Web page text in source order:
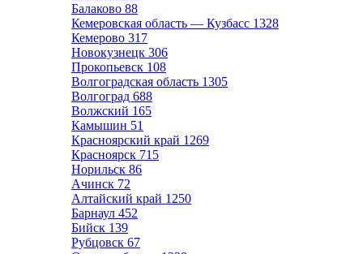
Балаково 88
Кемеровская область — Кузбасс 1328
Кемерово 317
Новокузнецк 306
Прокопьевск 108
Волгоградская область 1305
Волгоград 688
Волжский 165
Камышин 51
Красноярский край 1269
Красноярск 715
Норильск 86
Ачинск 72
Алтайский край 1250
Барнаул 452
Бийск 139
Рубцовск 67